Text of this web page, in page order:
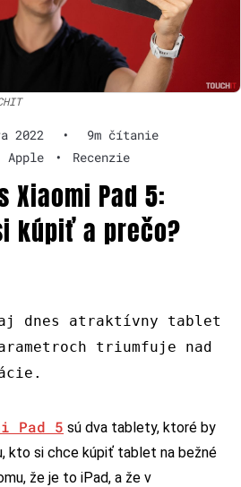
2022 •
9m čítanie
Apple • Recenzie
Xiaomi Pad 5:
kúpiť a prečo?
dnes atraktívny tablet
triumfuje nad
Pad 5 sú dva tablety, ktoré by
kto si chce kúpiť tablet na bežné
že je to iPad, a že v